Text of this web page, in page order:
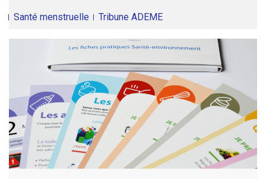
Santé menstruelle Tribune ADEME